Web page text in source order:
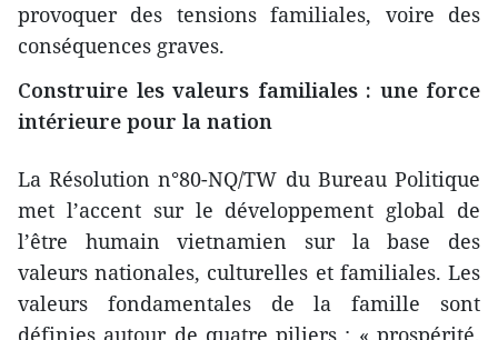
provoquer des tensions familiales, voire des
conséquences graves.
Construire les valeurs familiales : une force
intérieure pour la nation
La Résolution n°80-NQ/TW du Bureau Politique
met l’accent sur le développement global de
l’être humain vietnamien sur la base des
valeurs nationales, culturelles et familiales. Les
valeurs fondamentales de la famille sont